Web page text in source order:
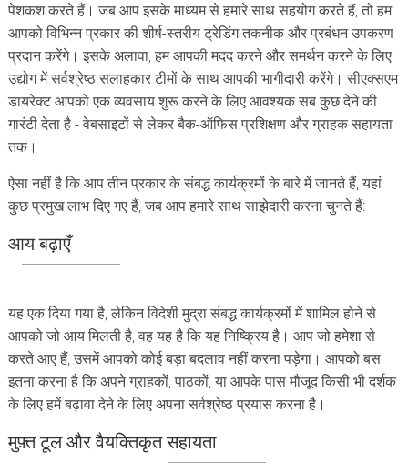
पेशकश करते हैं। जब आप इसके माध्यम से हमारे साथ सहयोग करते हैं, तो हम
आपको विभिन्न प्रकार की शीर्ष-स्तरीय ट्रेडिंग तकनीक और प्रबंधन उपकरण
प्रदान करेंगे। इसके अलावा, हम आपकी मदद करने और समर्थन करने के लिए
उद्योग में सर्वश्रेष्ठ सलाहकार टीमों के साथ आपकी भागीदारी करेंगे। सीएक्सएम
डायरेक्ट आपको एक व्यवसाय शुरू करने के लिए आवश्यक सब कुछ देने की
गारंटी देता है - वेबसाइटों से लेकर बैक-ऑफिस प्रशिक्षण और ग्राहक सहायता
तक।
ऐसा नहीं है कि आप तीन प्रकार के संबद्ध कार्यक्रमों के बारे में जानते हैं, यहां
कुछ प्रमुख लाभ दिए गए हैं, जब आप हमारे साथ साझेदारी करना चुनते हैं:
आय बढ़ाएँ
यह एक दिया गया है, लेकिन विदेशी मुद्रा संबद्ध कार्यक्रमों में शामिल होने से
आपको जो आय मिलती है, वह यह है कि यह निष्क्रिय है। आप जो हमेशा से
करते आए हैं, उसमें आपको कोई बड़ा बदलाव नहीं करना पड़ेगा। आपको बस
इतना करना है कि अपने ग्राहकों, पाठकों, या आपके पास मौजूद किसी भी दर्शक
के लिए हमें बढ़ावा देने के लिए अपना सर्वश्रेष्ठ प्रयास करना है।
मुफ़्त टूल और वैयक्तिकृत सहायता